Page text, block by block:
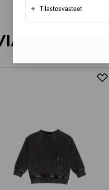
+ Tilastoevästeet
TUOTTEITA